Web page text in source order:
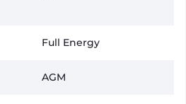
Full Energy
AGM